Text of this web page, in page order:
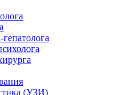
(УЗИ)